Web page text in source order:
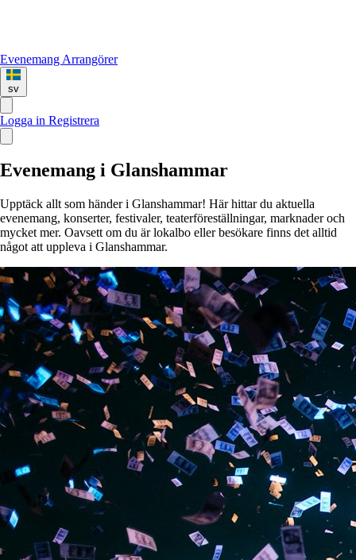
Evenemang Arrangörer
sv
Logga in Registrera
Evenemang i Glanshammar
Upptäck allt som händer i Glanshammar! Här hittar du aktuella
evenemang, konserter, festivaler, teaterföreställningar, marknader och
mycket mer. Oavsett om du är lokalbo eller besökare finns det alltid
något att uppleva i Glanshammar.